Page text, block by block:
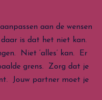
aan de wensen
is dat het niet kan.
Niet ‘alles’ kan. Er
grens. Zorg dat je
Jouw partner moet je